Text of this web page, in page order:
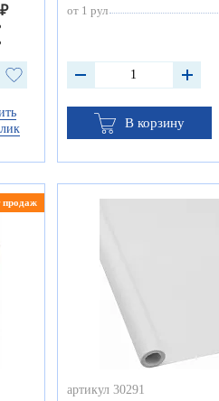
от 1 рул
В корзину
продаж
артикул 30291